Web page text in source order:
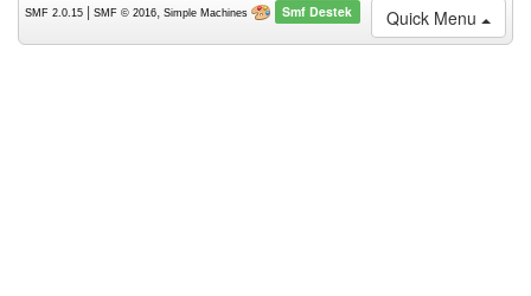
Quick Menu
SMF 2.0.15 SMF © 2016, Simple Machines Smf Destek